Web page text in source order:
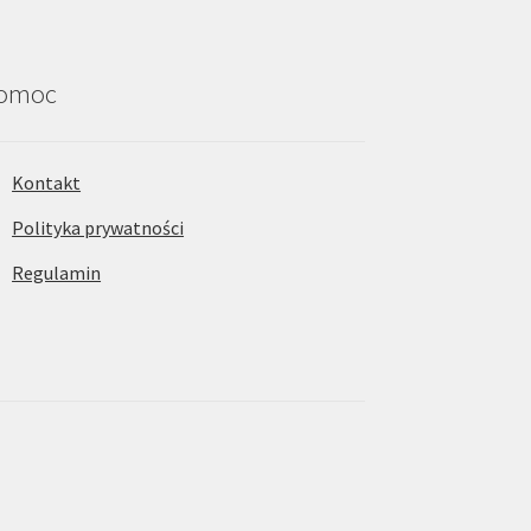
Kontakt
Polityka prywatności
Regulamin